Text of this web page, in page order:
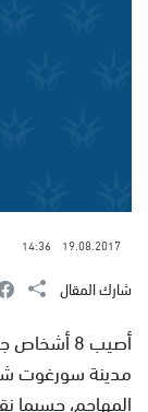
19.08.2017
14:36
شارك المقال
أصيب 8
مدينة سورغوت
المهاجم، حسبما